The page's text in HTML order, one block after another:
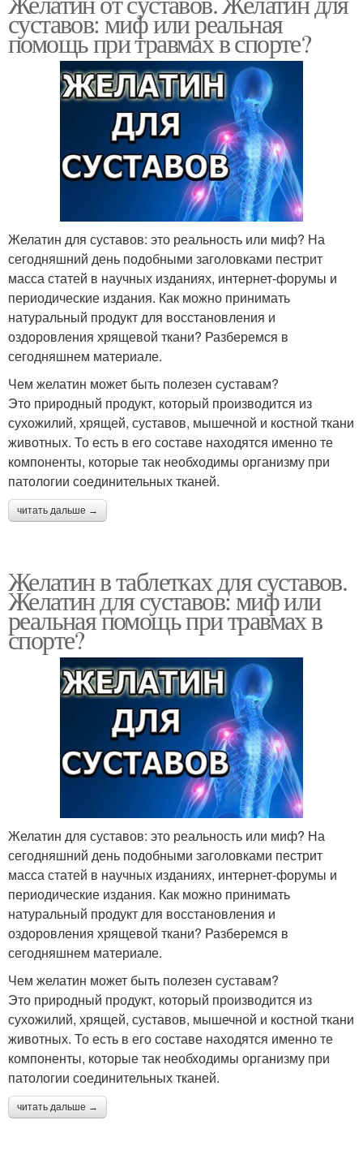
суставов: миф или реальная
помощь при травмах в спорте?
Желатин для суставов: это реальность или миф? На
сегодняшний день подобными заголовками пестрит
масса статей в научных изданиях, интернет-форумы и
периодические издания. Как можно принимать
натуральный продукт для восстановления и
оздоровления хрящевой ткани? Разберемся в
сегодняшнем материале.
Чем желатин может быть полезен суставам?
Это природный продукт, который производится из
сухожилий, хрящей, суставов, мышечной и костной ткани
животных. То есть в его составе находятся именно те
компоненты, которые так необходимы организму при
патологии соединительных тканей.
читать дальше →
Желатин в таблетках для суставов.
Желатин для суставов: миф или
реальная помощь при травмах в
спорте?
Желатин для суставов: это реальность или миф? На
сегодняшний день подобными заголовками пестрит
масса статей в научных изданиях, интернет-форумы и
периодические издания. Как можно принимать
натуральный продукт для восстановления и
оздоровления хрящевой ткани? Разберемся в
сегодняшнем материале.
Чем желатин может быть полезен суставам?
Это природный продукт, который производится из
сухожилий, хрящей, суставов, мышечной и костной ткани
животных. То есть в его составе находятся именно те
компоненты, которые так необходимы организму при
патологии соединительных тканей.
читать дальше →